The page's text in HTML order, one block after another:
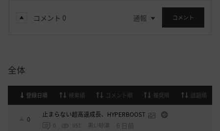
コメント 0 通報 コメント
全体
登録日順 検索順 コメント順 推奨順 話題順
0
止まらない超高速成長、HYPERBOOST
0 951 黒い砂漠 6 日前